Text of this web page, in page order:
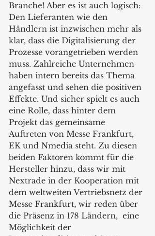
Branche! Aber es ist auch logisch:
Den Lieferanten wie den
Händlern ist inzwischen mehr als
klar, dass die Digitalisierung der
Prozesse vorangetrieben werden
muss. Zahlreiche Unternehmen
haben intern bereits das Thema
angefasst und sehen die positiven
Effekte. Und sicher spielt es auch
eine Rolle, dass hinter dem
Projekt das gemeinsame
Auftreten von Messe Frankfurt,
EK und Nmedia steht. Zu diesen
beiden Faktoren kommt für die
Hersteller hinzu, dass wir mit
Nextrade in der Kooperation mit
dem weltweiten Vertriebsnetz der
Messe Frankfurt, wir reden über
die Präsenz in 178 Ländern,  eine
Möglichkeit der